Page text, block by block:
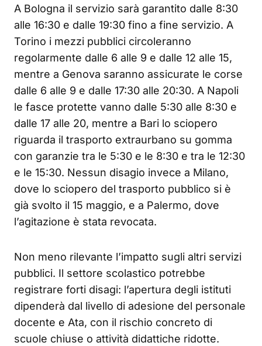
A Bologna il servizio sarà garantito dalle 8:30
alle 16:30 e dalle 19:30 fino a fine servizio. A
Torino i mezzi pubblici circoleranno
regolarmente dalle 6 alle 9 e dalle 12 alle 15,
mentre a Genova saranno assicurate le corse
dalle 6 alle 9 e dalle 17:30 alle 20:30. A Napoli
le fasce protette vanno dalle 5:30 alle 8:30 e
dalle 17 alle 20, mentre a Bari lo sciopero
riguarda il trasporto extraurbano su gomma
con garanzie tra le 5:30 e le 8:30 e tra le 12:30
e le 15:30. Nessun disagio invece a Milano,
dove lo sciopero del trasporto pubblico si è
già svolto il 15 maggio, e a Palermo, dove
l’agitazione è stata revocata.
Non meno rilevante l’impatto sugli altri servizi
pubblici. Il settore scolastico potrebbe
registrare forti disagi: l’apertura degli istituti
dipenderà dal livello di adesione del personale
docente e Ata, con il rischio concreto di
scuole chiuse o attività didattiche ridotte.